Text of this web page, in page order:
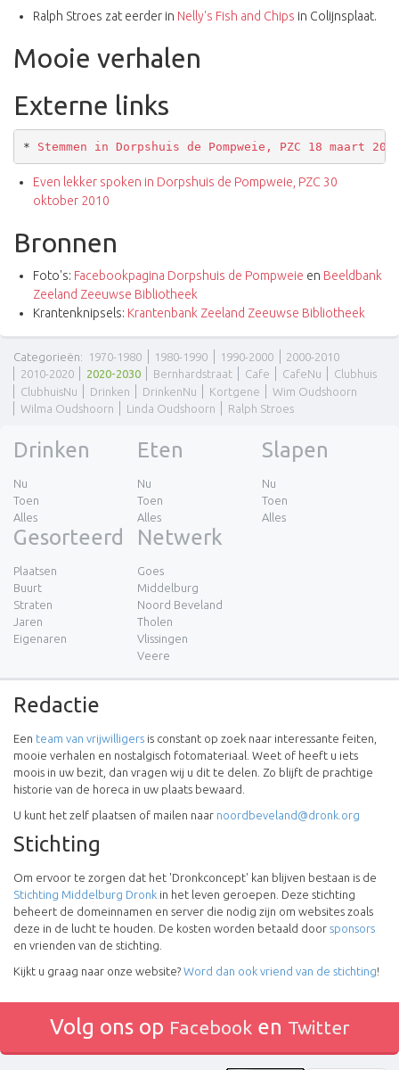
Ralph Stroes zat eerder in Nelly's Fish and Chips in Colijnsplaat.
Mooie verhalen
Externe links
* Stemmen in Dorpshuis de Pompweie, PZC 18 maart
Even lekker spoken in Dorpshuis de Pompweie, PZC 30
oktober 2010
Bronnen
Foto's: Facebookpagina Dorpshuis de Pompweie en Beeldbank
Zeeland Zeeuwse Bibliotheek
Krantenknipsels: Krantenbank Zeeland Zeeuwse Bibliotheek
Categorieën: 1970-1980 1980-1990 1990-2000
2000-2010
2010-2020
2020-2030 Bernhardstraat Cafe CafeNu
Clubhuis
ClubhuisNu
Drinken DrinkenNu Kortgene
Wim Oudshoorn
Wilma Oudshoorn
Linda Oudshoorn Ralph Stroes
Drinken
Nu
Toen
Alles
Eten
Nu
Toen
Alles
Slapen
Nu
Toen
Alles
Gesorteerd
Plaatsen
Buurt
Straten
Jaren
Eigenaren
Netwerk
Goes
Middelburg
Noord Beveland
Tholen
Vlissingen
Veere
Redactie
Een team van vrijwilligers is constant op zoek naar interessante feiten,
mooie verhalen en nostalgisch fotomateriaal. Weet of heeft u iets
moois in uw bezit, dan vragen wij u dit te delen. Zo blijft de prachtige
historie van de horeca in uw plaats bewaard.
U kunt het zelf plaatsen of mailen naar noordbeveland@dronk.org
Stichting
Om ervoor te zorgen dat het 'Dronkconcept' kan blijven bestaan is de
Stichting Middelburg Dronk in het leven geroepen. Deze stichting
beheert de domeinnamen en server die nodig zijn om websites zoals
deze in de lucht te houden. De kosten worden betaald door sponsors
en vrienden van de stichting.
Kijkt u graag naar onze website? Word dan ook vriend van de stichting!
Volg ons op Facebooken Twitter